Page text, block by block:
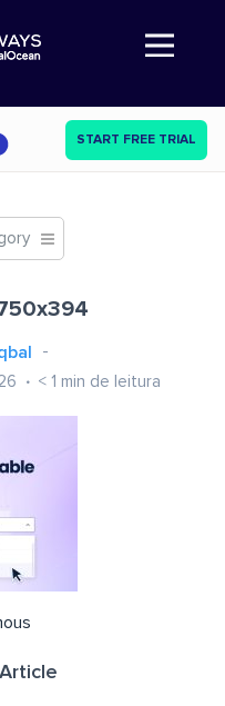
Abre a navegação
START FREE TRIAL
< 1 min de leitura